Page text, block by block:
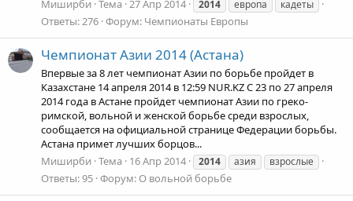
Миширби Тема 27 Апр 2014 2014 европа кадеты
Ответы: 276 Форум: Чемпионаты Европы
Чемпионат Азии 2014 (Астана)
Впервые за 8 лет чемпионат Азии по борьбе пройдет в
Казахстане 14 апреля 2014 в 12:59 NUR.KZ С 23 по 27 апреля
2014 года в Астане пройдет чемпионат Азии по греко-
римской, вольной и женской борьбе среди взрослых,
сообщается на официальной странице Федерации борьбы.
Астана примет лучших борцов...
Миширби Тема 16 Апр 2014 2014 азия взрослые
Ответы: 95 Форум: О вольной борьбе